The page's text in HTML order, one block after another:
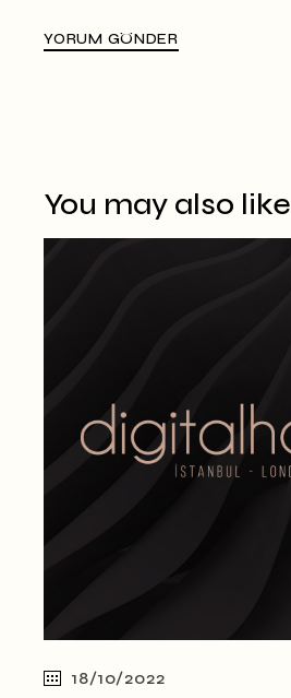
YORUM GÖNDER
You may also like
18/10/2022